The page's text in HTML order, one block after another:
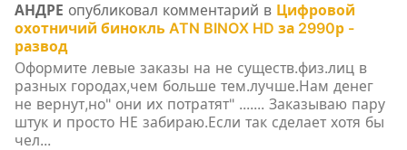
АНДРЕ опубликовал комментарий в Цифровой
охотничий бинокль ATN BINOX HD за 2990р -
развод
Оформите левые заказы на не существ.физ.лиц в
разных городах,чем больше тем.лучше.Нам денег
не вернут,но" они их потратят" ....... Заказываю пару
штук и просто НЕ забираю.Если так сделает хотя бы
чел...